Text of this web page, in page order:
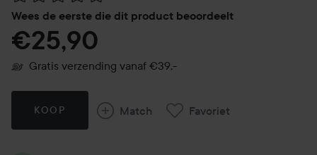
Wees de eerste die dit product beoordeelt
€25,90
Gratis verzending vanaf €39,-
KOOP Match Favoriet